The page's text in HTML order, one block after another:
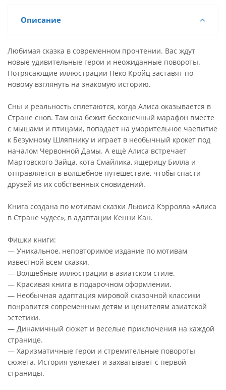
Описание
Любимая сказка в современном прочтении. Вас ждут
новые удивительные герои и неожиданные повороты.
Потрясающие иллюстрации Неко Кройц заставят по-
новому взглянуть на знакомую историю.
Сны и реальность сплетаются, когда Алиса оказывается в
Стране снов. Там она бежит бесконечный марафон вместе
с мышами и птицами, попадает на уморительное чаепитие
к Безумному Шляпнику и играет в необычный крокет под
началом Червонной Дамы. А ещё Алиса встречает
Мартовского Зайца, кота Смайлика, ящерицу Билла и
отправляется в волшебное путешествие, чтобы спасти
друзей из их собственных сновидений.
Книга создана по мотивам сказки Льюиса Кэрролла «Алиса
в Стране чудес», в адаптации Кенни Кан.
Фишки книги:
— Уникальное, неповторимое издание по мотивам
известной всем сказки.
— Волшебные иллюстрации в азиатском стиле.
— Красивая книга в подарочном оформлении.
— Необычная адаптация мировой сказочной классики
понравится современным детям и ценителям азиатской
эстетики.
— Динамичный сюжет и веселые приключения на каждой
странице.
— Харизматичные герои и стремительные повороты
сюжета. История увлекает и захватывает с первой
страницы.